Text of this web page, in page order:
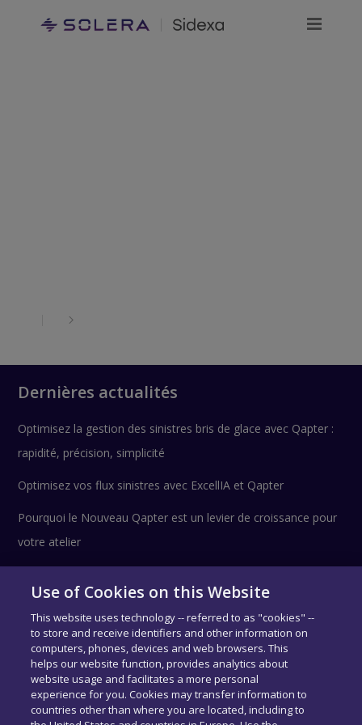
Dernières actualités
Optimisez la gestion des sinistres bris de glace avec Qapter :
rapidité, précision, simplicité
Optimisez vos flux sinistres avec ExcellIA et Qapter
Pourquoi le Nouveau Qapter est un levier de croissance pour
votre atelier
Suivez-nous !
Use of Cookies on this Website
This website uses technology -- referred to as "cookies" --
to store and receive identifiers and other information on
computers, phones, devices and web browsers. This
helps our website function, provides analytics about
website usage and facilitates a more personal
experience for you. Cookies may transfer information to
countries other than where you are located, including to